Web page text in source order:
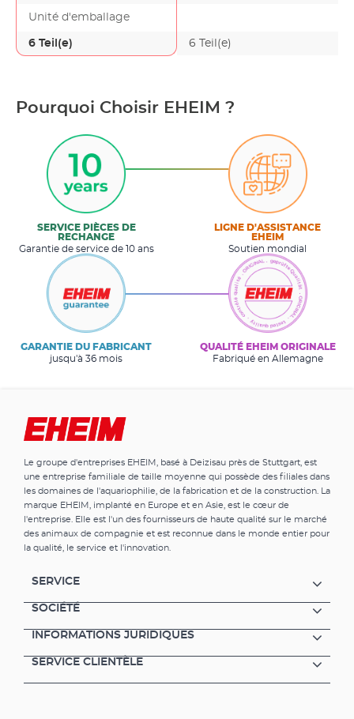
Unité d'emballage
6 Teil(e) 6 Teil(e)
Pourquoi Choisir EHEIM ?
SERVICE PIÈCES DE
RECHANGE
Garantie de service de 10 ans
LIGNE D'ASSISTANCE
EHEIM
Soutien mondial
GARANTIE DU FABRICANT
jusqu'à 36 mois
QUALITÉ EHEIM ORIGINALE
Fabriqué en Allemagne
Le groupe d'entreprises EHEIM, basé à Deizisau près de Stuttgart, est
une entreprise familiale de taille moyenne qui possède des filiales dans
les domaines de l'aquariophilie, de la fabrication et de la construction. La
marque EHEIM, implanté en Europe et en Asie, est le cœur de
l'entreprise. Elle est l'un des fournisseurs de haute qualité sur le marché
des animaux de compagnie et est reconnue dans le monde entier pour
la qualité, le service et l'innovation.
SERVICE
SOCIÉTÉ
INFORMATIONS JURIDIQUES
SERVICE CLIENTÈLE